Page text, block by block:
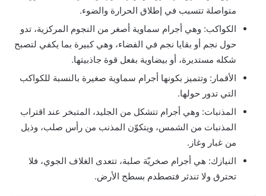
متواصلة تتسبب في إطلاق الحرارة والضوء.
الكواكب: وهي أجرام سماوية أصغر من النجوم المركزية، تدو
حول نجم أو بقايا نجم في الفضاء، وهي كبيرة بما يكفي لتصبح
شكله مستديرة، أو بيضاوية بفعل قوة جاذبيتها.
الأقمار: وتتميز بكونها أجرام سماوية صغيرة بالنسبة للكواكب
التي تدور حولها.
المذنبات: وهي أجرام تتشكل من الجليد، المتبخر عند اقتراب
المذنبات من الشمس، ويتكوّن المذنب من رأس صلب، وذيل
من غبار وغاز.
النيازك: هي أجرام صخريّة صلبة، تتعدى الغلاف الجوي، فلا
تحترق ولا تندثر فتصطدم بسطح الأرض.